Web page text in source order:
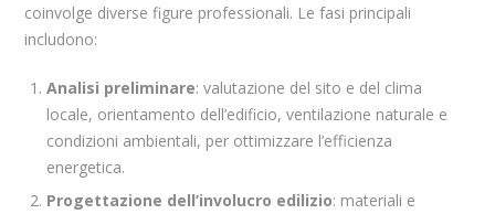
coinvolge diverse figure professionali. Le fasi principali
includono:
Analisi preliminare: valutazione del sito e del clima
locale, orientamento dell’edificio, ventilazione naturale e
condizioni ambientali, per ottimizzare l’efficienza
energetica.
Progettazione dell’involucro edilizio: materiali e